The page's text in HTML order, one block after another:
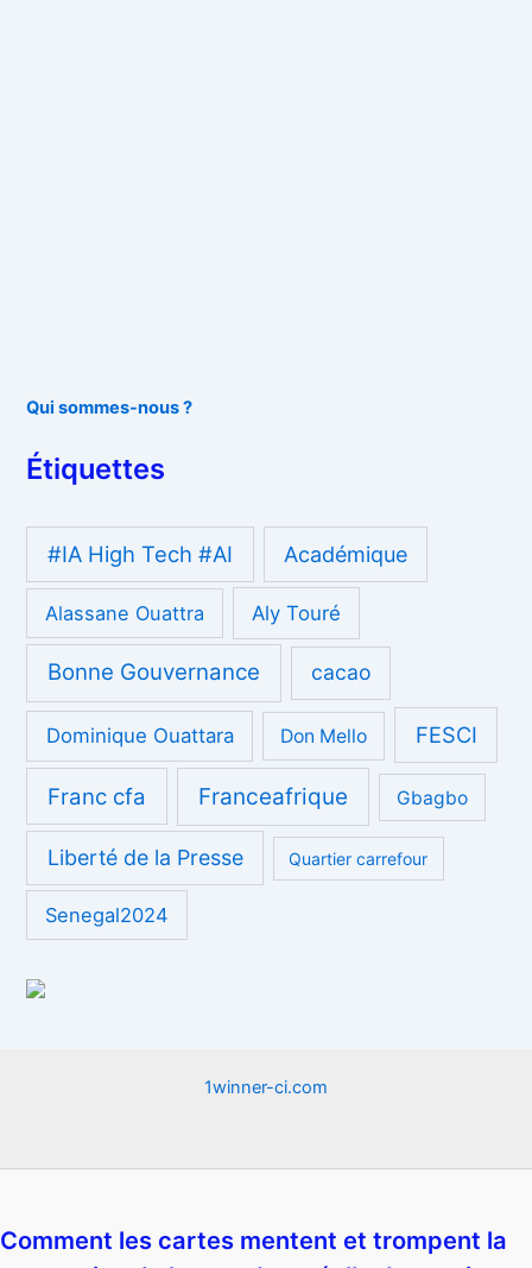
Qui sommes-nous ?
Étiquettes
#IA High Tech #AI Académique
Alassane Ouattra Aly Touré
Bonne Gouvernance cacao
Dominique Ouattara Don Mello FESCI
Franc cfa Franceafrique Gbagbo
Liberté de la Presse Quartier carrefour
Senegal2024
1winner-ci.com
Comment les cartes mentent et trompent la